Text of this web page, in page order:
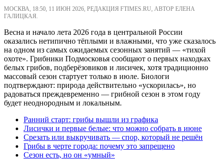
МОСКВА, 18:50, 11 ИЮН 2026, РЕДАКЦИЯ FTIMES.RU, АВТОР ЕЛЕНА
ГАЛИЦКАЯ.
Весна и начало лета 2026 года в центральной России
оказались нетипично тёплыми и влажными, что уже сказалось
на одном из самых ожидаемых сезонных занятий — «тихой
охоте». Грибники Подмосковья сообщают о первых находках
белых грибов, подберёзовиков и лисичек, хотя традиционно
массовый сезон стартует только в июле. Биологи
подтверждают: природа действительно «ускорилась», но
радоваться преждевременно — грибной сезон в этом году
будет неоднородным и локальным.
Ранний старт: грибы вышли из графика
Лисички и первые белые: что можно собрать в июне
Срезать или выкручивать — спор, который не решён
Грибы в черте города: почему это запрещено
Сезон есть, но он «умный»